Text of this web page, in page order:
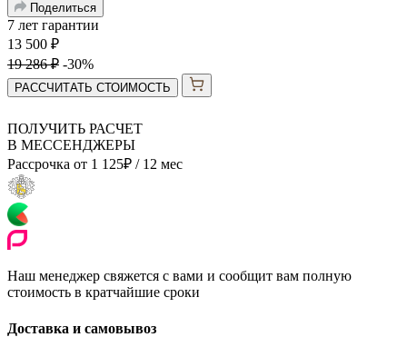
Поделиться
7 лет гарантии
13 500 ₽
19 286₽ -30%
РАССЧИТАТЬ СТОИМОСТЬ
ПОЛУЧИТЬ РАСЧЕТ
В МЕССЕНДЖЕРЫ
Рассрочка от 1 125₽ / 12 мес
Наш менеджер свяжется с вами и сообщит вам полную
стоимость в кратчайшие сроки
Доставка и самовывоз